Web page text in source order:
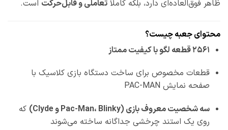
ظاهر فوق‌العاده‌ای دارد، بلکه کاملاًتعاملی و قابل‌حرکتاست.
محتوای جعبه چیست؟
۲۵۶۱ قطعه لگو با کیفیت ممتاز
قطعات مخصوص برای ساخت دستگاه بازی کلاسیک با
صفحه نمایش PAC-MAN
سه شخصیت معروف بازی (Pac-Man، Blinky و Clyde)
که
روی یک استند چرخشی جداگانه ساخته می‌شوند